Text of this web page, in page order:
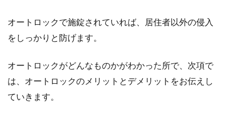
上げの効果も知っておこう
っていて、どのくらいの厚さなのか気になった
オートロックで施錠されていれば、居住者以外の侵入
をしっかりと防げます。
オートロックがどんなものかがわかった所で、次項で
は、オートロックのメリットとデメリットをお伝えし
ていきます。